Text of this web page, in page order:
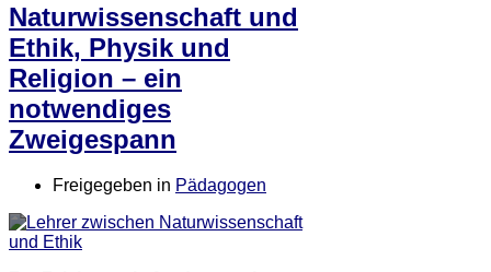
Naturwissenschaft und
Ethik, Physik und
Religion – ein
notwendiges
Zweigespann
Freigegeben in Pädagogen